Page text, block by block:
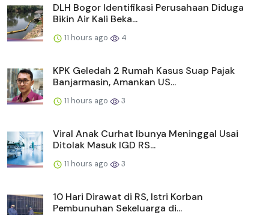
DLH Bogor Identifikasi Perusahaan Diduga
Bikin Air Kali Beka...
11 hours ago 4
KPK Geledah 2 Rumah Kasus Suap Pajak
Banjarmasin, Amankan US...
11 hours ago 3
Viral Anak Curhat Ibunya Meninggal Usai
Ditolak Masuk IGD RS...
11 hours ago 3
10 Hari Dirawat di RS, Istri Korban
Pembunuhan Sekeluarga di...